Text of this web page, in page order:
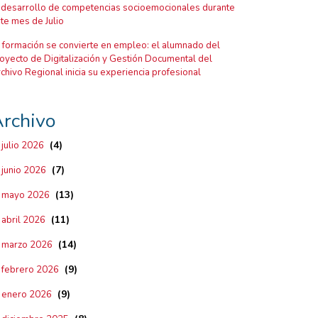
de competencias socioemocionales durante
mes de Julio
formación se convierte en empleo: el alumnado del
de Digitalización y Gestión Documental del
Regional inicia su experiencia profesional
julio 2026 (4)
junio 2026 (7)
mayo 2026 (13)
abril 2026 (11)
marzo 2026 (14)
febrero 2026 (9)
enero 2026 (9)